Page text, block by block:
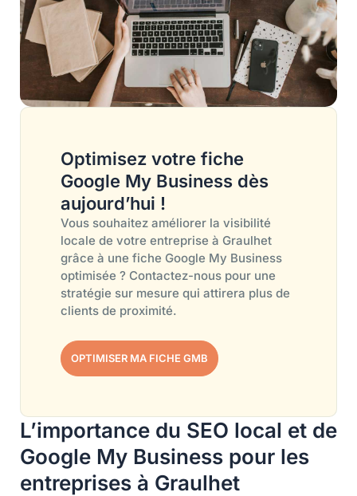
Optimisez votre fiche
Google My Business dès
aujourd’hui !
Vous souhaitez améliorer la visibilité
locale de votre entreprise à Graulhet
grâce à une fiche Google My Business
optimisée ? Contactez-nous pour une
stratégie sur mesure qui attirera plus de
clients de proximité.
OPTIMISER MA FICHE GMB
L’importance du SEO local et de
Google My Business pour les
entreprises à Graulhet